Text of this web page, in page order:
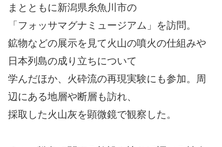
まとともに新潟県糸魚川市の
「フォッサマグナミュージアム」を訪問。
鉱物などの展示を見て火山の噴火の仕組みや
日本列島の成り立ちについて
学んだほか、火砕流の再現実験にも参加。周
辺にある地層や断層も訪れ、
採取した火山灰を顕微鏡で観察した。